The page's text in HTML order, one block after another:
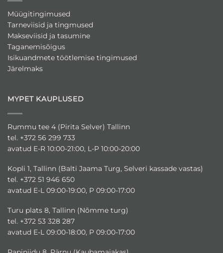
Müügitingimused
Tarneviisid ja tingmused
Makseviisid ja tasumine
Taganemisõigus
Isikuandmete töötlemise tingimused
Järelmaks
MYPET KAUPLUSED
Rummu tee 4 (Pirita Selver) Tallinn
tel. +372 56 299 733
avatud E-R 10:00-21:00, L-P 10:00-20:00
Kopli 1, Tallinn (Balti Jaama Turg, Selveri kassade vastas)
tel. +372 51 946 650
avatud E-L 09:00-19:00, P 09:00-17:00
Turu plats 8, Tallinn (Nõmme turg)
tel. +372 53 328 287
avatud E-L 09:00-18:00, P 09:00-17:00